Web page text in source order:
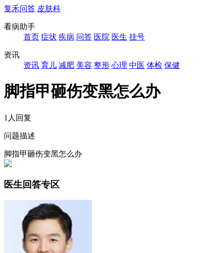
复禾问答 皮肤科
看病助手
首页 症状 疾病 问答 医院 医生 挂号
资讯
资讯 育儿 减肥 美容 整形 心理 中医 体检 保健
脚指甲砸伤变黑怎么办
1人回复
问题描述
脚指甲砸伤变黑怎么办
医生回答专区